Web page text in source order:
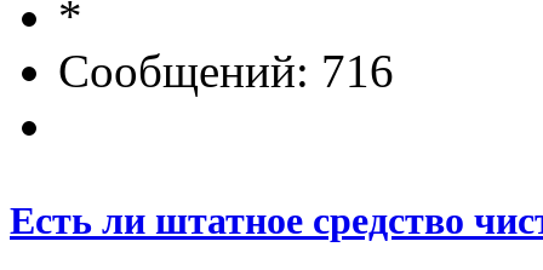
Сообщений: 716
Есть ли штатное средство